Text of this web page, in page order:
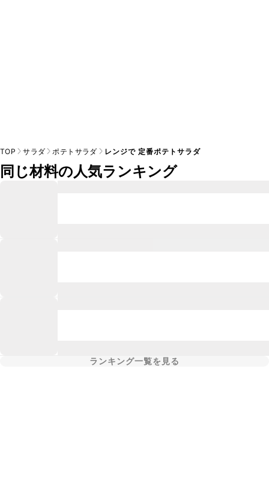
TOP サラダ ポテトサラダ レンジで 定番ポテトサラダ
同じ材料の人気ランキング
ランキング一覧を見る